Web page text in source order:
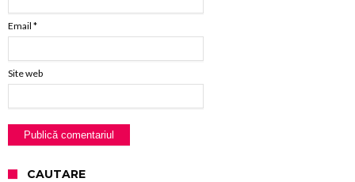
Email *
Site web
CAUTARE